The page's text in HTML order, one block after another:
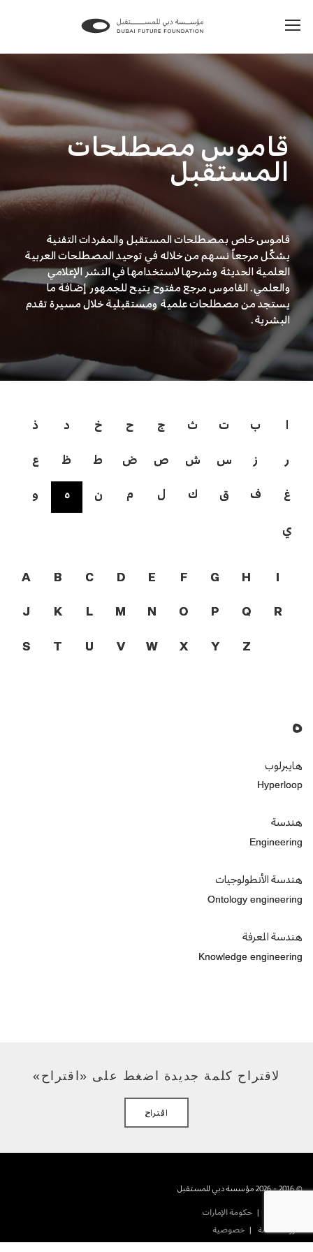
قاموس مصطلحات
المستقبل
قاموس خاص بمصطلحات المستقبل والمفردات التقنية
يشكّل مرجعاً نسهم من خلاله في توحيد المصطلحات العربية
العلمية الحديثة وشرحها لاستخدامها في النشر الإعلامي
والعلمي. القاموس مرجع مفتوح يتيح للجمهور إضافة ما
يستجد من مصطلحات علمية ومستقبلية خلال مسيرة تقدم
البشرية.
A B C D E F G H
J K L M N O P Q R
S T U V W X Y Z
ا ب ت ث ج ح خ د ذ
ر ز س ش ص ض ط ظ ع
غ ف ق ك ل م ن ه و
ي
ه
Hyperloop
هايبرلوب
Engineering
هندسة
Ontology engineering
هندسة الأنطولوجيات
Knowledge engineering
هندسة المعرفة
لاقتراح كلمة جديدة اضغط على «اقتراح»
اقتراح
© 2016 - 2026 مؤسسة دبي للمستقبل
حكومة الإمارات
شروط الخدمة
خصوصية